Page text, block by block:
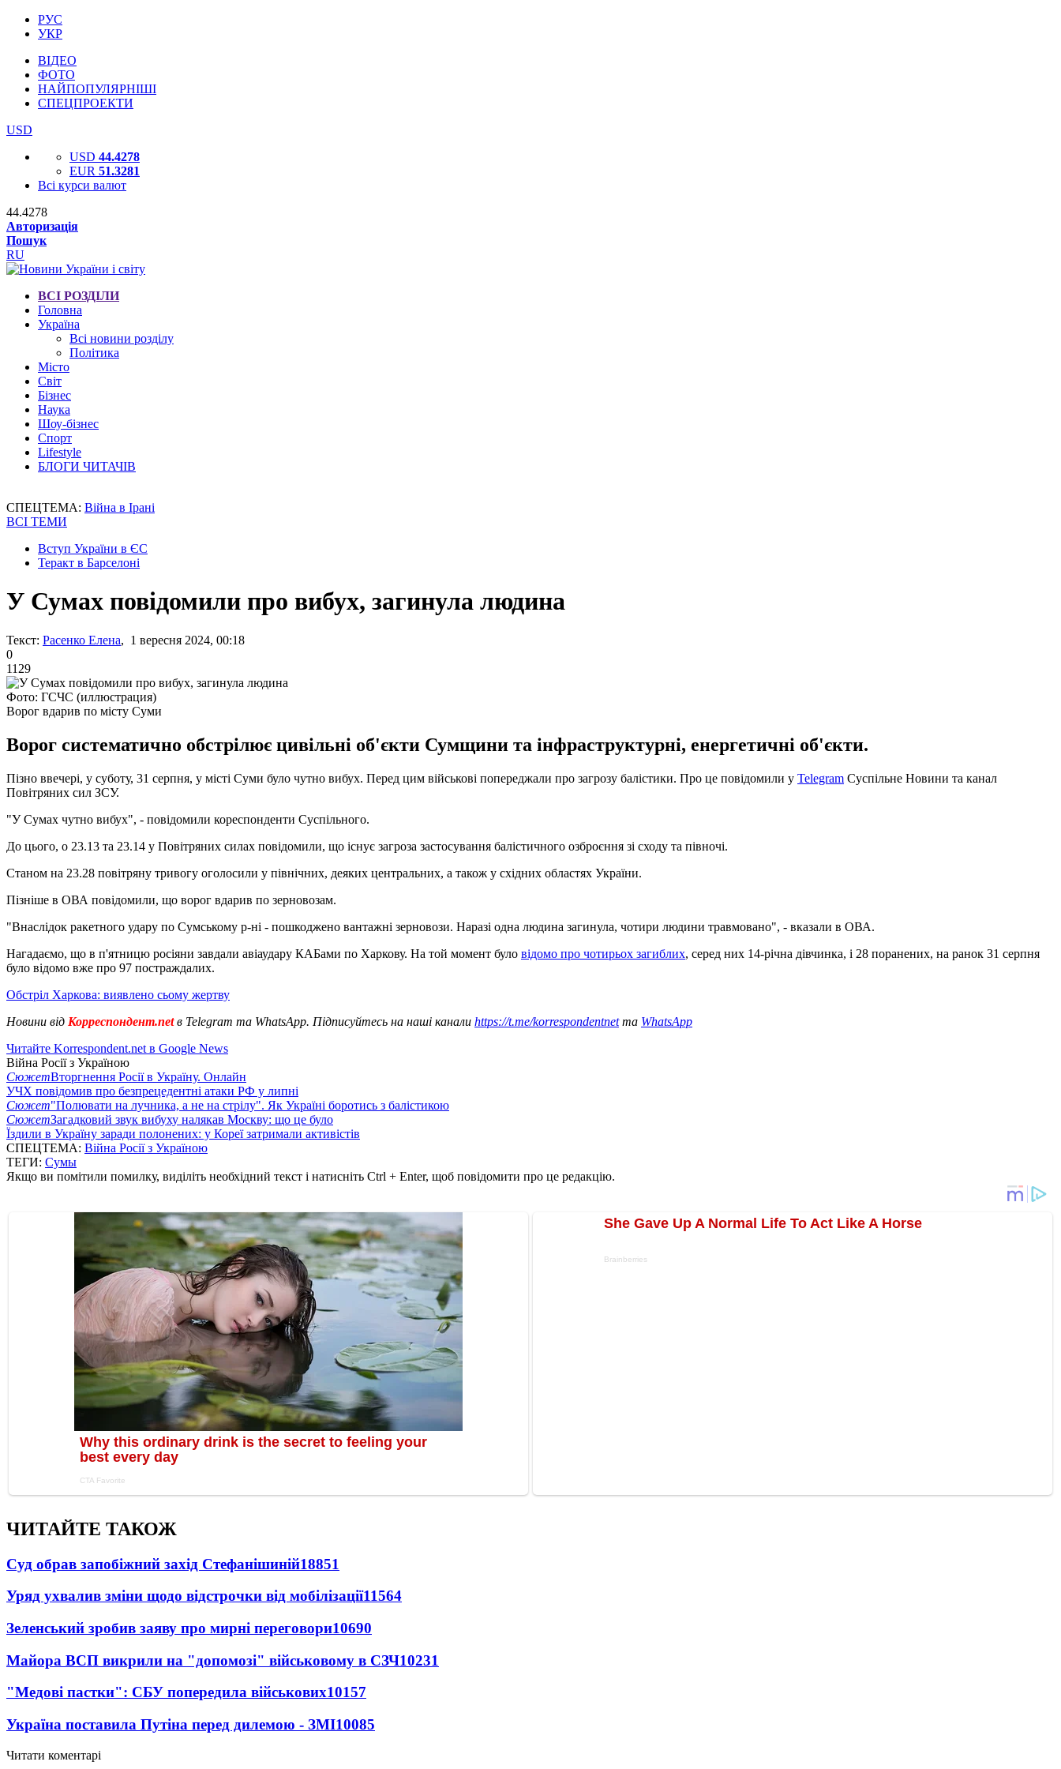
РУС
УКР
ВІДЕО
ФОТО
НАЙПОПУЛЯРНІШІ
СПЕЦПРОЕКТИ
USD
USD 44.4278
EUR 51.3281
Всі курси валют
44.4278
Авторизація
Пошук
RU
ВСІ РОЗДІЛИ
Головна
Україна
Всі новини розділу
Політика
Місто
Світ
Бізнес
Наука
Шоу-бізнес
Спорт
Lifestyle
БЛОГИ ЧИТАЧІВ
СПЕЦТЕМА: Війна в Ірані
ВСІ ТЕМИ
Вступ України в ЄС
Теракт в Барселоні
У Сумах повідомили про вибух, загинула людина
Текст: Расенко Елена, 1 вересня 2024, 00:18
0
1129
Фото: ГСЧС (иллюстрация)
Ворог вдарив по місту Суми
Ворог систематично обстрілює цивільні об'єкти Сумщини та інфраструктурні, енергетичні об'єкти.
Пізно ввечері, у суботу, 31 серпня, у місті Суми було чутно вибух. Перед цим військові попереджали про загрозу балістики. Про це повідомили у Telegram Суспільне Новини та канал
Повітряних сил ЗСУ.
"У Сумах чутно вибух", - повідомили кореспонденти Суспільного.
До цього, о 23.13 та 23.14 у Повітряних силах повідомили, що існує загроза застосування балістичного озброєння зі сходу та півночі.
Станом на 23.28 повітряну тривогу оголосили у північних, деяких центральних, а також у східних областях України.
Пізніше в ОВА повідомили, що ворог вдарив по зерновозам.
"Внаслідок ракетного удару по Сумському р-ні - пошкоджено вантажні зерновози. Наразі одна людина загинула, чотири людини травмовано", - вказали в ОВА.
Нагадаємо, що в п'ятницю росіяни завдали авіаудару КАБами по Харкову. На той момент було відомо про чотирьох загиблих, серед них 14-річна дівчинка, і 28 поранених, на ранок 31 серпня
було відомо вже про 97 постраждалих.
Обстріл Харкова: виявлено сьому жертву
Новини від Корреспондент.netв Telegram та WhatsApp. Підписуйтесь на наші канали https://t.me/korrespondentnetта WhatsApp
Читайте Korrespondent.net в Google News
Війна Росії з Україною
СюжетВторгнення Росії в Україну. Онлайн
УЧХ повідомив про безпрецедентні атаки РФ у липні
Сюжет"Полювати на лучника, а не на стрілу". Як Україні боротись з балістикою
СюжетЗагадковий звук вибуху налякав Москву: що це було
Їздили в Україну заради полонених: у Кореї затримали активістів
СПЕЦТЕМА: Війна Росії з Україною
ТЕГИ: Сумы
Якщо ви помітили помилку, виділіть необхідний текст і натисніть Ctrl + Enter, щоб повідомити про це редакцію.
ЧИТАЙТЕ ТАКОЖ
Суд обрав запобіжний захід Стефанішиній18851
Уряд ухвалив зміни щодо відстрочки від мобілізації11564
Зеленський зробив заяву про мирні переговори10690
Майора ВСП викрили на "допомозі" військовому в СЗЧ10231
"Медові пастки": СБУ попередила військових10157
Україна поставила Путіна перед дилемою - ЗМІ10085
Читати коментарі